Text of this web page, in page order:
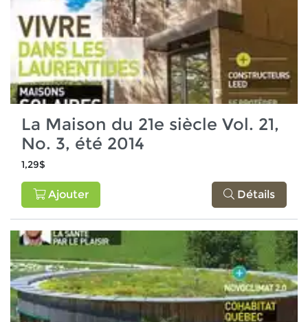
La Maison du 21e siècle Vol. 21,
No. 3, été 2014
1,29$
Ajouter Détails